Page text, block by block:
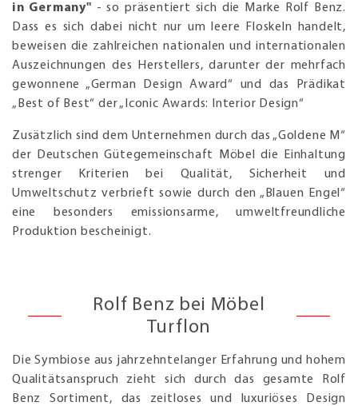
in Germany" - so präsentiert sich die Marke Rolf Benz.
Dass es sich dabei nicht nur um leere Floskeln handelt,
beweisen die zahlreichen nationalen und internationalen
Auszeichnungen des Herstellers, darunter der mehrfach
gewonnene „German Design Award“ und das Prädikat
„Best of Best“ der „Iconic Awards: Interior Design“
Zusätzlich sind dem Unternehmen durch das „Goldene M“
der Deutschen Gütegemeinschaft Möbel die Einhaltung
strenger Kriterien bei Qualität, Sicherheit und
Umweltschutz verbrieft sowie durch den „Blauen Engel“
eine besonders emissionsarme, umweltfreundliche
Produktion bescheinigt.
Rolf Benz bei Möbel
Turflon
Die Symbiose aus jahrzehntelanger Erfahrung und hohem
Qualitätsanspruch zieht sich durch das gesamte Rolf
Benz Sortiment, das zeitloses und luxuriöses Design